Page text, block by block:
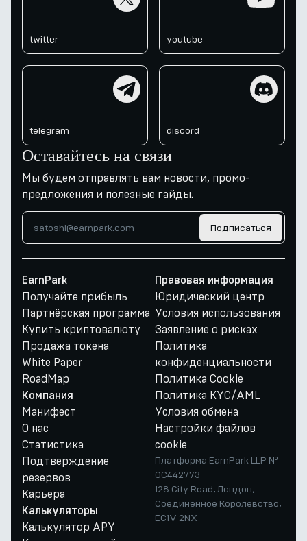
twitter youtube
telegram discord
Оставайтесь на связи
Мы будем отправлять вам новости, промо-
предложения и полезные гайды.
Подписаться
EarnPark
Получайте прибыль
Партнёрская программа
Купить криптовалюту
Продажа токена
White Paper
RoadMap
Компания
Манифест
О нас
Статистика
Подтверждение
резервов
Карьера
Калькуляторы
Калькулятор APY
Правовая информация
Юридический центр
Условия использования
Заявление о рисках
Политика
конфиденциальности
Политика Cookie
Политика KYC/AML
Условия обмена
Настройки файлов
cookie
Платформа EarnPark LLP №
OC442773
128 City Road, Лондон,
Соединенное Королевство,
EC1V 2NX